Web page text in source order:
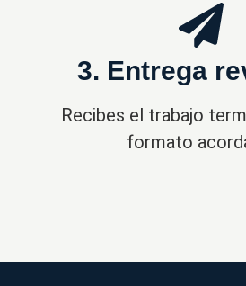
3. Entrega
Recibes el trabajo
formato